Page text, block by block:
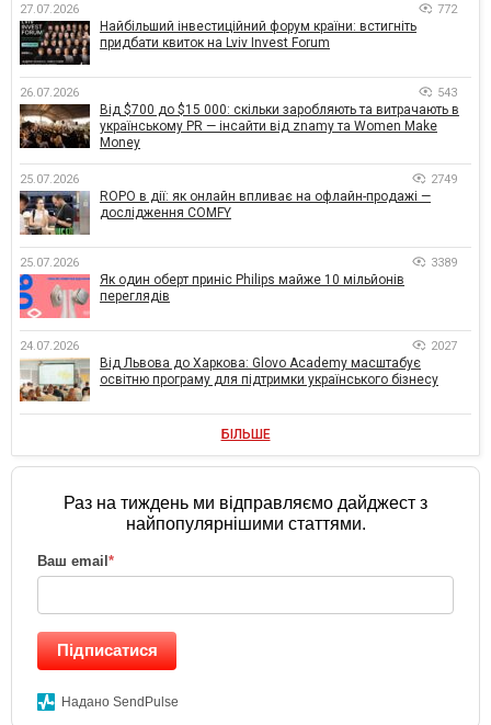
27.07.2026 772
Найбільший інвестиційний форум країни: встигніть
придбати квиток на Lviv Invest Forum
26.07.2026 543
Від $700 до $15 000: скільки заробляють та витрачають в
українському PR — інсайти від znamy та Women Make
Money
25.07.2026 2749
ROPO в дії: як онлайн впливає на офлайн-продажі —
дослідження COMFY
25.07.2026 3389
Як один оберт приніс Philips майже 10 мільйонів
переглядів
24.07.2026 2027
Від Львова до Харкова: Glovo Academy масштабує
освітню програму для підтримки українського бізнесу
БІЛЬШЕ
Раз на тиждень ми відправляємо дайджест з
найпопулярнішими статтями.
Ваш email *
Підписатися
Надано SendPulse